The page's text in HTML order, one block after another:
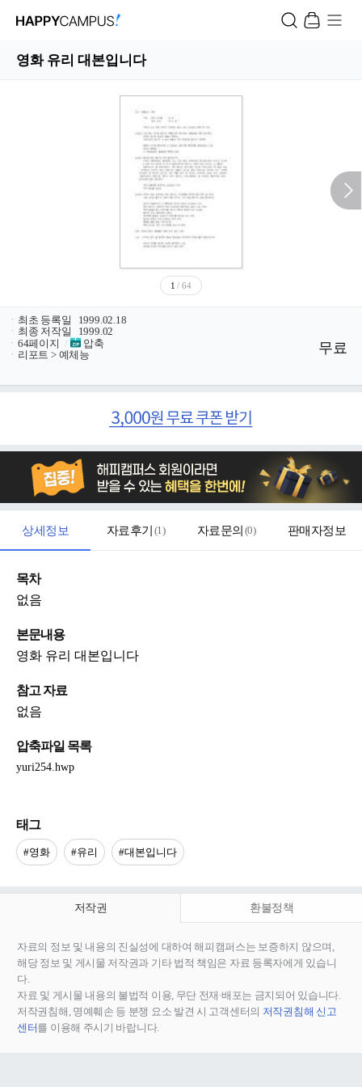
영화 유리 대본입니다
1 / 64
ㆍ 최초 등록일
1999.02.18
ㆍ 최종 저작일
1999.02
ㆍ 64페이지 /
압축
ㆍ 리포트 > 예체능 무료
상세정보 자료후기 (1) 자료문의 (0) 판매자정보
목차
없음
본문내용
영화 유리 대본입니다
참고 자료
없음
압축파일 목록
yuri254.hwp
태그
#영화 #유리 #대본입니다
저작권 환불정책
자료의 정보 및 내용의 진실성에 대하여 해피캠퍼스는 보증하지 않으며,
해당 정보 및 게시물 저작권과 기타 법적 책임은 자료 등록자에게 있습니
다.
자료 및 게시물 내용의 불법적 이용, 무단 전재∙배포는 금지되어 있습니다.
저작권침해, 명예훼손 등 분쟁 요소 발견 시 고객센터의 저작권침해 신고
센터를 이용해 주시기 바랍니다.